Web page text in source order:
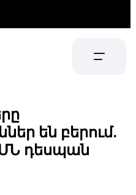
են բերում.
դեսպան